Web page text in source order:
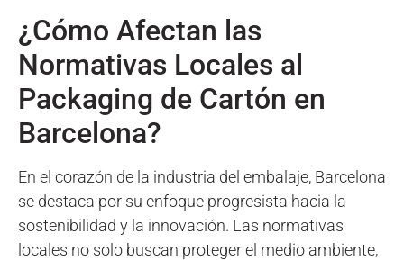
¿Cómo Afectan las
Normativas Locales al
Packaging de Cartón en
Barcelona?
En el corazón de la industria del embalaje, Barcelona
se destaca por su enfoque progresista hacia la
sostenibilidad y la innovación. Las normativas
locales no solo buscan proteger el medio ambiente,